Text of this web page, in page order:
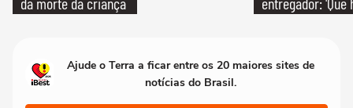
Ajude o Terra a ficar entre os 20 maiores sites de
notícias do Brasil.